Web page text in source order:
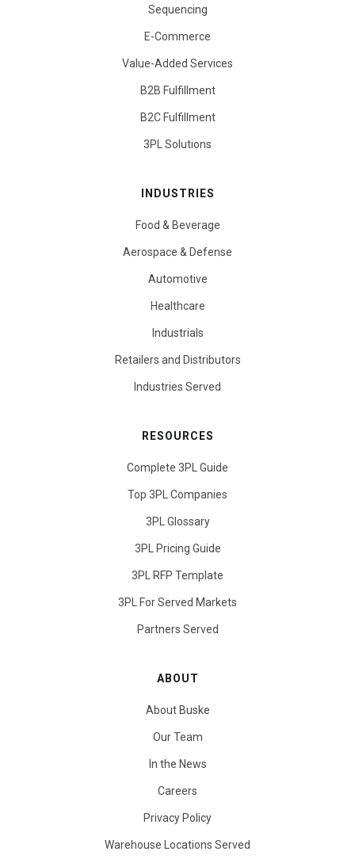
Sequencing
E-Commerce
Value-Added Services
B2B Fulfillment
B2C Fulfillment
3PL Solutions
INDUSTRIES
Food & Beverage
Aerospace & Defense
Automotive
Healthcare
Industrials
Retailers and Distributors
Industries Served
RESOURCES
Complete 3PL Guide
Top 3PL Companies
3PL Glossary
3PL Pricing Guide
3PL RFP Template
3PL For Served Markets
Partners Served
ABOUT
About Buske
Our Team
In the News
Careers
Privacy Policy
Warehouse Locations Served